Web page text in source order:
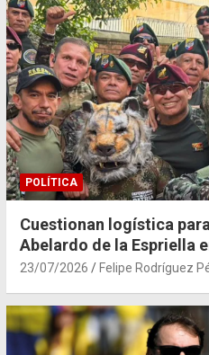
POLÍTICA
Cuestionan logística
Abelardo de la Espriella
23/07/2026 Felipe Rodríguez